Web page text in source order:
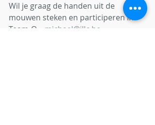
Wil je graag de handen uit de
mouwen steken en participeren in
Team-O – michael@jllc.be